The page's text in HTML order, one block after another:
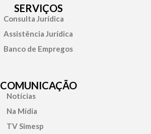
SERVIÇOS
Consulta Jurídica
Assistência Jurídica
Banco de Empregos
COMUNICAÇÃO
Notícias
Na Mídia
TV Simesp